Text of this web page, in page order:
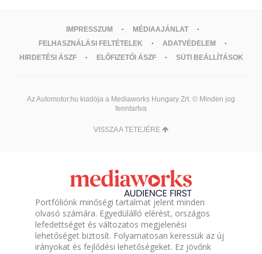
IMPRESSZUM
MÉDIAAJÁNLAT
FELHASZNÁLÁSI FELTÉTELEK
ADATVÉDELEM
HIRDETÉSI ÁSZF
ELŐFIZETŐI ÁSZF SÜTI BEÁLLÍTÁSOK
Az Automotor.hu kiadója a Mediaworks Hungary Zrt. © Minden jog
fenntartva
VISSZA A TETEJÉRE
Portfóliónk minőségi tartalmat jelent minden
olvasó számára. Egyedülálló elérést, országos
lefedettséget és változatos megjelenési
lehetőséget biztosít. Folyamatosan keressük az új
irányokat és fejlődési lehetőségeket. Ez jövőnk